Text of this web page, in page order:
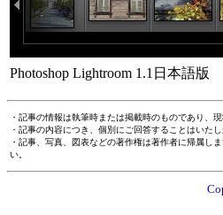
Photoshop Lightroom 1.1日本語版
・記事の情報は執筆時または掲載時のものであり、
・記事の内容につき、個別にご回答することはいたし
・記事、写真、図表などの著作権は著作者に帰属し
い。